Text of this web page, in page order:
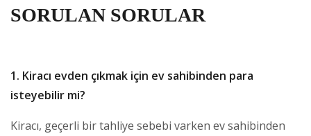
SORULAN SORULAR
1. Kiracı evden çıkmak için ev sahibinden para
isteyebilir mi?
Kiracı, geçerli bir tahliye sebebi varken ev sahibinden